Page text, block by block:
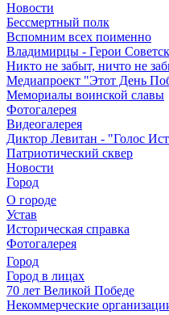
Новости
Бессмертный полк
Вспомним всех поименно
Владимирцы - Герои
Никто не забыт, ничто не
Медиапроект "Этот День
Мемориалы воинской славы
Фотогалерея
Видеогалерея
Диктор Левитан - "Голос
Патриотический сквер
Новости
Город
О городе
Устав
Историческая справка
Фотогалерея
Город
Город в лицах
70 лет Великой Победе
Некоммерческие